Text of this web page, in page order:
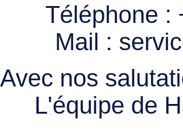
Téléphone :
Mail :
Avec nos
L'équipe de